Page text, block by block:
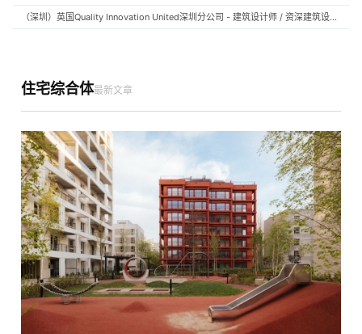
（深圳）英国Quality Innovation United深圳分公司 - 建筑设计师 / 资深建筑设计师 / 室内设计师 / 设计实习生
住宅综合体最新文章